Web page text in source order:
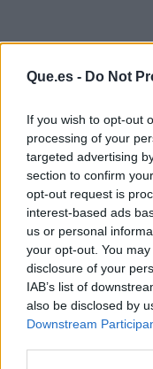
Que.es - Do Not
If you wish to opt-out
processing of your
targeted advertising
section to confirm
opt-out request is
interest-based ads
us or personal
your opt-out. You
disclosure of your
IAB’s list of
also be disclosed by
Downstream